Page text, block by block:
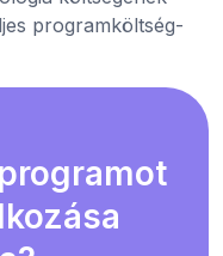
programköltség-